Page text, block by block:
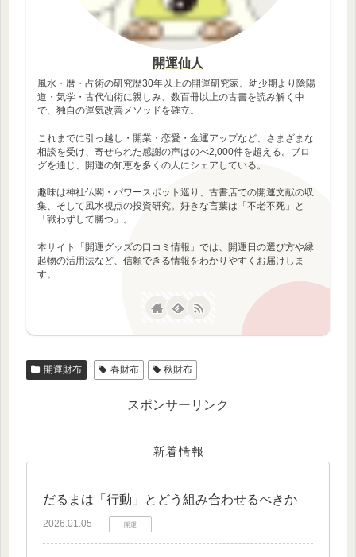
開運仙人
風水・暦・占術の研究歴30年以上の開運研究家。幼少期より陰陽
道・気学・古代仙術に親しみ、数百冊以上の古書を読み解く中
で、独自の運気改善メソッドを確立。
これまでに引っ越し・開業・恋愛・金運アップなど、さまざまな
相談を受け、寄せられた感謝の声はのべ2,000件を超える。ブロ
グを通じ、開運の知恵を多くの人にシェアしている。
趣味は神社仏閣・パワースポット巡り、古書店での開運文献の収
集、そして風水視点の投資研究。好きな言葉は「不老不死」と
「戦わずして勝つ」。
本サイト「開運グッズの口コミ情報」では、開運日の選び方や縁
起物の活用法など、信頼できる情報をわかりやすくお届けしま
す。
開運財布 春財布 秋財布
スポンサーリンク
新着情報
だるまは「行動」とどう組み合わせるべきか
2026.01.05 開運